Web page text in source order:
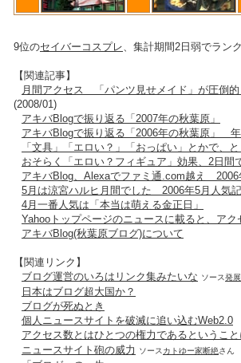
9位のセイバーコスプレ、集計期間2日弱でラン
【関連記事】
月間アクセス 「パンツ見せメイド」が圧倒
(2008/01)
アキバBlogで振り返る「2007年の秋葉原」
アキバBlogで振り返る「2006年の秋葉原」
「文具」「エロい？」「おっぱい」とかで、
おそらく「エロい？フィギュア」効果、2日間
アキバBlog、Alexaでファミ通.com越え 2006
5月は涼宮ハルヒ月間でした 2006年5月人気
4月一番人気は「本当は萌える金正日」
Yahooトップページのニュースに載ると、ア
アキバBlog(秋葉原ブログ)について
【関連リンク】
ブログ運営のいろはリンク集みたいな ソース発
日本はブログ超大国か？
ブログが死ぬとき
個人ニュースサイトを破滅に追い込むWeb2.0
アクセス数とはひとつの権力であるというこ
ニュースサイト砲の威力
ソース カトゆー家断絶さん